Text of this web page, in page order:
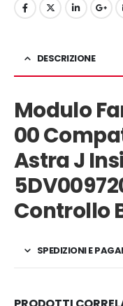
DESCRIZIONE
Modulo
00
Astra J
Controllo
SPEDIZIONI E